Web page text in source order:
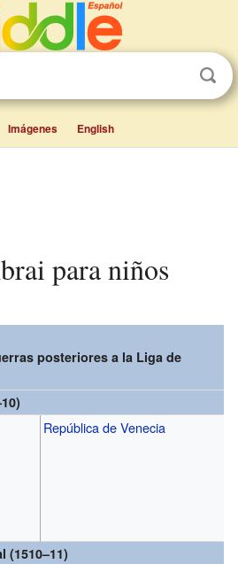
Imágenes English
para niños
posteriores a la Liga de
República de Venecia
(1510–11)